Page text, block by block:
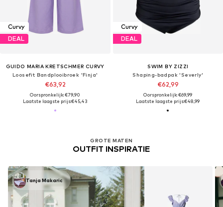
Curvy
DEAL
GUIDO MARIA KRETSCHMER CURVY
Loosefit Bandplooibroek 'Finja'
€63,92
Oorspronkelijk: €79,90
Laatste laagste prijs:€45,43
Curvy
DEAL
SWIM BY ZIZZI
Shaping-badpak 'Severly'
€62,99
Oorspronkelijk: €69,99
Laatste laagste prijs:€48,99
GROTE MATEN
OUTFIT INSPIRATIE
Tanja Makaric